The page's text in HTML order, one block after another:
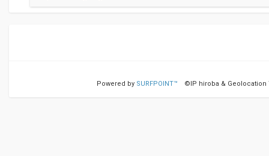
Powered by SURFPOINT™ ©IP hiroba & Geolocation